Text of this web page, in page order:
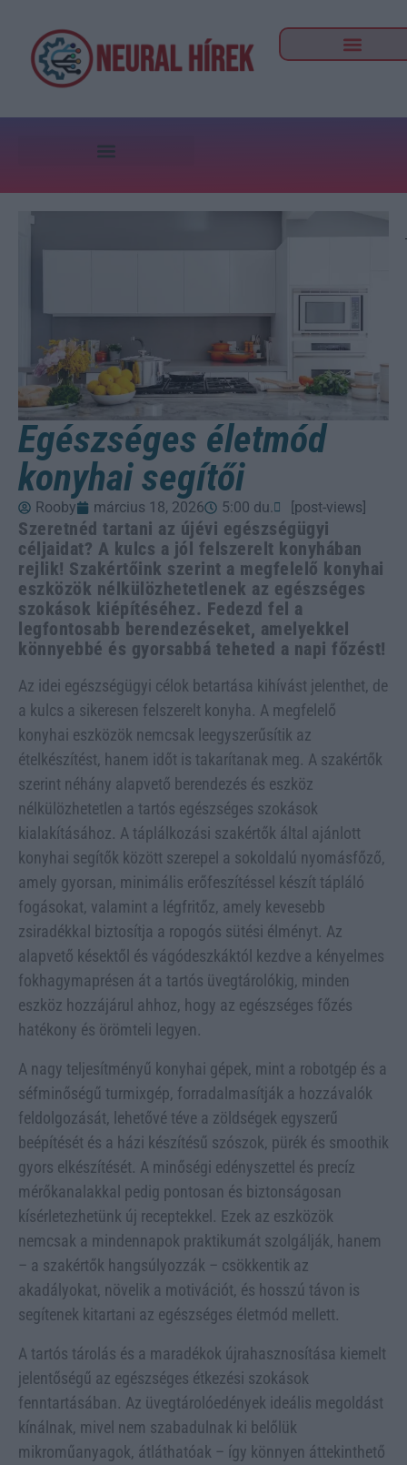
Egészséges életmód
konyhai segítői
Rooby március 18, 2026 5:00 du. [post-views]
Szeretnéd tartani az újévi egészségügyi
céljaidat? A kulcs a jól felszerelt konyhában
rejlik! Szakértőink szerint a megfelelő konyhai
eszközök nélkülözhetetlenek az egészséges
szokások kiépítéséhez. Fedezd fel a
legfontosabb berendezéseket, amelyekkel
könnyebbé és gyorsabbá teheted a napi főzést!
Az idei egészségügyi célok betartása kihívást jelenthet, de
a kulcs a sikeresen felszerelt konyha. A megfelelő
konyhai eszközök nemcsak leegyszerűsítik az
ételkészítést, hanem időt is takarítanak meg. A szakértők
szerint néhány alapvető berendezés és eszköz
nélkülözhetetlen a tartós egészséges szokások
kialakításához. A táplálkozási szakértők által ajánlott
konyhai segítők között szerepel a sokoldalú nyomásfőző,
amely gyorsan, minimális erőfeszítéssel készít tápláló
fogásokat, valamint a légfritőz, amely kevesebb
zsiradékkal biztosítja a ropogós sütési élményt. Az
alapvető késektől és vágódeszkáktól kezdve a kényelmes
fokhagymaprésen át a tartós üvegtárolókig, minden
eszköz hozzájárul ahhoz, hogy az egészséges főzés
hatékony és örömteli legyen.
A nagy teljesítményű konyhai gépek, mint a robotgép és a
séfminőségű turmixgép, forradalmasítják a hozzávalók
feldolgozását, lehetővé téve a zöldségek egyszerű
beépítését és a házi készítésű szószok, pürék és smoothik
gyors elkészítését. A minőségi edényszettel és precíz
mérőkanalakkal pedig pontosan és biztonságosan
kísérletezhetünk új receptekkel. Ezek az eszközök
nemcsak a mindennapok praktikumát szolgálják, hanem
– a szakértők hangsúlyozzák – csökkentik az
akadályokat, növelik a motivációt, és hosszú távon is
segítenek kitartani az egészséges életmód mellett.
A tartós tárolás és a maradékok újrahasznosítása kiemelt
jelentőségű az egészséges étkezési szokások
fenntartásában. Az üvegtárolóedények ideális megoldást
kínálnak, mivel nem szabadulnak ki belőlük
mikroműanyagok, átláthatóak – így könnyen áttekinthető